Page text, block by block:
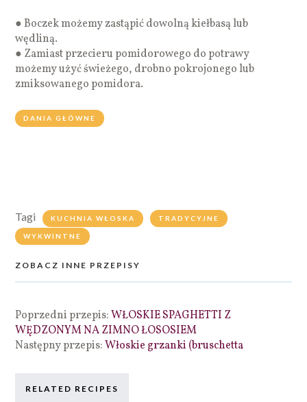
● Boczek możemy zastąpić dowolną kiełbasą lub
wędliną.
● Zamiast przecieru pomidorowego do potrawy
możemy użyć świeżego, drobno pokrojonego lub
zmiksowanego pomidora.
DANIA GŁÓWNE
Tagi KUCHNIA WŁOSKA TRADYCYJNE
WYKWINTNE
ZOBACZ INNE PRZEPISY
Poprzedni przepis:WŁOSKIE SPAGHETTI Z
WĘDZONYM NA ZIMNO ŁOSOSIEM
Następny przepis:Włoskie grzanki (bruschetta
RELATED RECIPES